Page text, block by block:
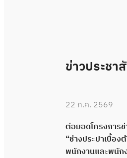
ข่าวประชา
22 ก.ค. 2569
ต่อยอดโครงการ
“ช่างประปาเบื้อง
พนักงานและพนั